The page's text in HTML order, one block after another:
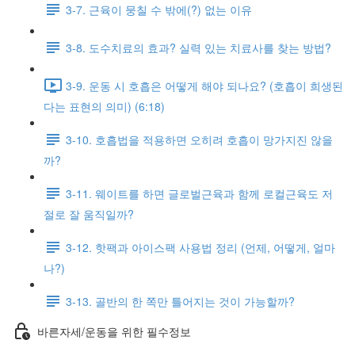
3-7. 근육이 뭉칠 수 밖에(?) 없는 이유
3-8. 도수치료의 효과? 실력 있는 치료사를 찾는 방법?
3-9. 운동 시 호흡은 어떻게 해야 되나요? (호흡이 희생된
다는 표현의 의미) (6:18)
3-10. 호흡법을 적용하면 오히려 호흡이 망가지진 않을
까?
3-11. 웨이트를 하면 글로벌근육과 함께 로컬근육도 저
절로 잘 움직일까?
3-12. 핫팩과 아이스팩 사용법 정리 (언제, 어떻게, 얼마
나?)
3-13. 골반의 한 쪽만 틀어지는 것이 가능할까?
바른자세/운동을 위한 필수정보